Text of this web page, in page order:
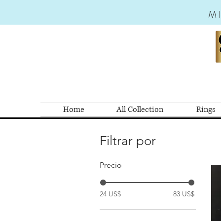
Home All Collection Rings
Filtrar por
Precio
24 US$ 83 US$